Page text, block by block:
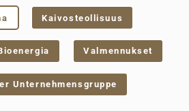
Kaivosteollisuus
Valmennukset
Unternehmensgruppe